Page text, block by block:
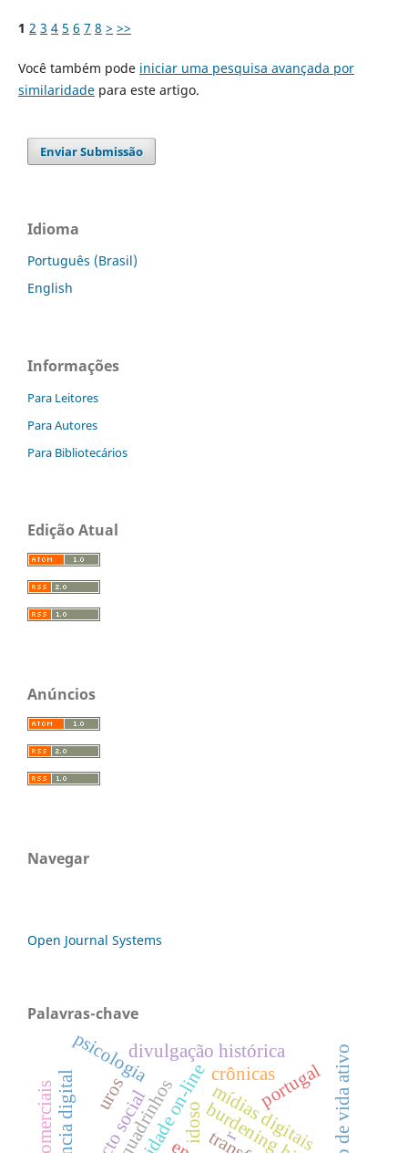
1 2 3 4 5 6 7 8 > >>
Você também pode iniciar uma pesquisa avançada por
similaridadepara este artigo.
Enviar Submissão
Idioma
Português (Brasil)
English
Informações
Para Leitores
Para Autores
Para Bibliotecários
Edição Atual
Anúncios
Navegar
Open Journal Systems
Palavras-chave
idoso
identidade on-line estilo de vida ativo
psicologiadivulgação histórica
mídias digitais
uros
crônicas
r
portugal